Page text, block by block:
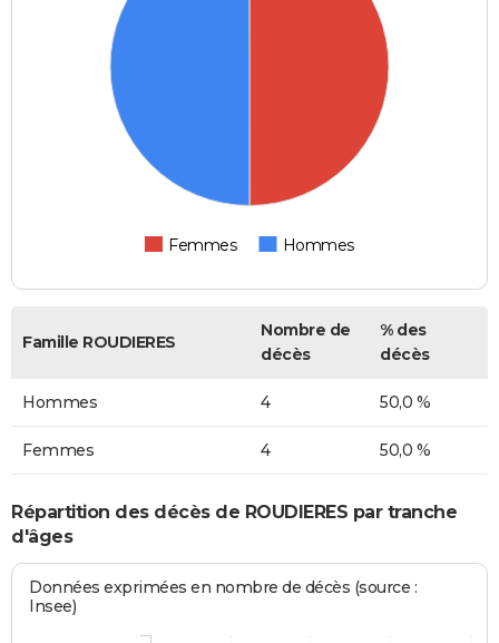
Femmes Hommes
Famille ROUDIERES
Nombre de
décès
% des
décès
Hommes 4 50,0 %
Femmes 4 50,0 %
Répartition des décès de ROUDIERES par tranche
d'âges
Données exprimées en nombre de décès (source :
Insee)